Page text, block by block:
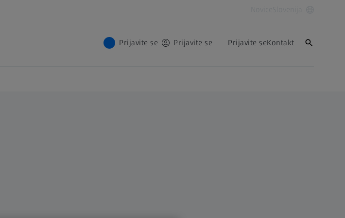
Prijavite se Prijavite se Prijavite seKontakt